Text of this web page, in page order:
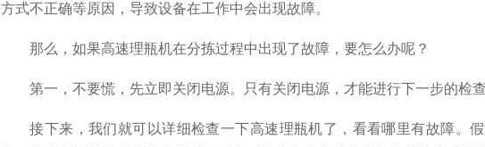
方式不正确等原因，导致设备在工作中会出现故障。
那么，如果高速理瓶机在分拣过程中出现了故障，要怎么办呢？
第一，不要慌，先立即关闭电源。只有关闭电源，才能进行下一步的检
接下来，我们就可以详细检查一下高速理瓶机了，看看哪里有故障。